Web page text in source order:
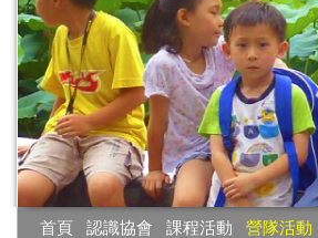
首頁 認識協會 課程活動 營隊活動